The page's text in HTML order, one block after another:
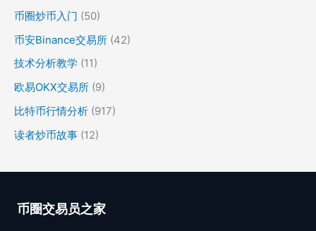
币圈炒币入门 (50)
币安Binance交易所 (42)
技术分析教学 (11)
欧易OKX交易所 (9)
比特币行情分析 (917)
读者炒币故事 (12)
币圈交易员之家